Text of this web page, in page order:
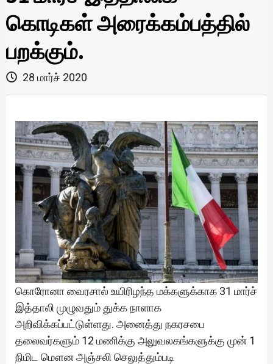
கொடிகள் அரைக்கம்பத்தில்
பறக்கும்.
28 மார்ச் 2020
கொரோனா வைரசால் உயிரிழந்த மக்களுக்காக 31 மார்ச்
இத்தாலி முழுவதும் துக்க நாளாக
அறிவிக்கப்பட்டுள்ளது. அனைத்து நகரசபை
தலைவர்களும் 12 மணிக்கு அலுவலகங்களுக்கு முன் 1
நிமிட மௌன அஞ்சலி செலுத்தும்படி